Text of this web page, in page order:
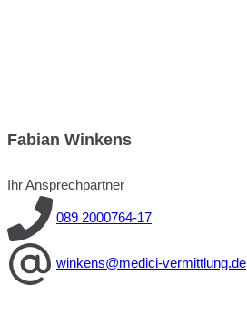
Fabian Winkens
Ihr Ansprechpartner
089 2000764-17
winkens@medici-vermittlung.de